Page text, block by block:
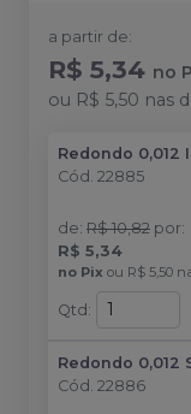
a partir de:
R$ 5,34 no
ou R$ 5,50 nas
Redondo 0,012
Cód. 22885
de: R$ 10,82 por:
R$ 5,34
no Pix ou R$ 5,50
Qtd :
Redondo 0,012
Cód. 22886